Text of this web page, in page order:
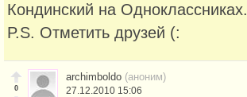
Кондинский на Одноклассниках.
P.S. Отметить друзей (:
0
archimboldo (аноним)
27.12.2010 15:06